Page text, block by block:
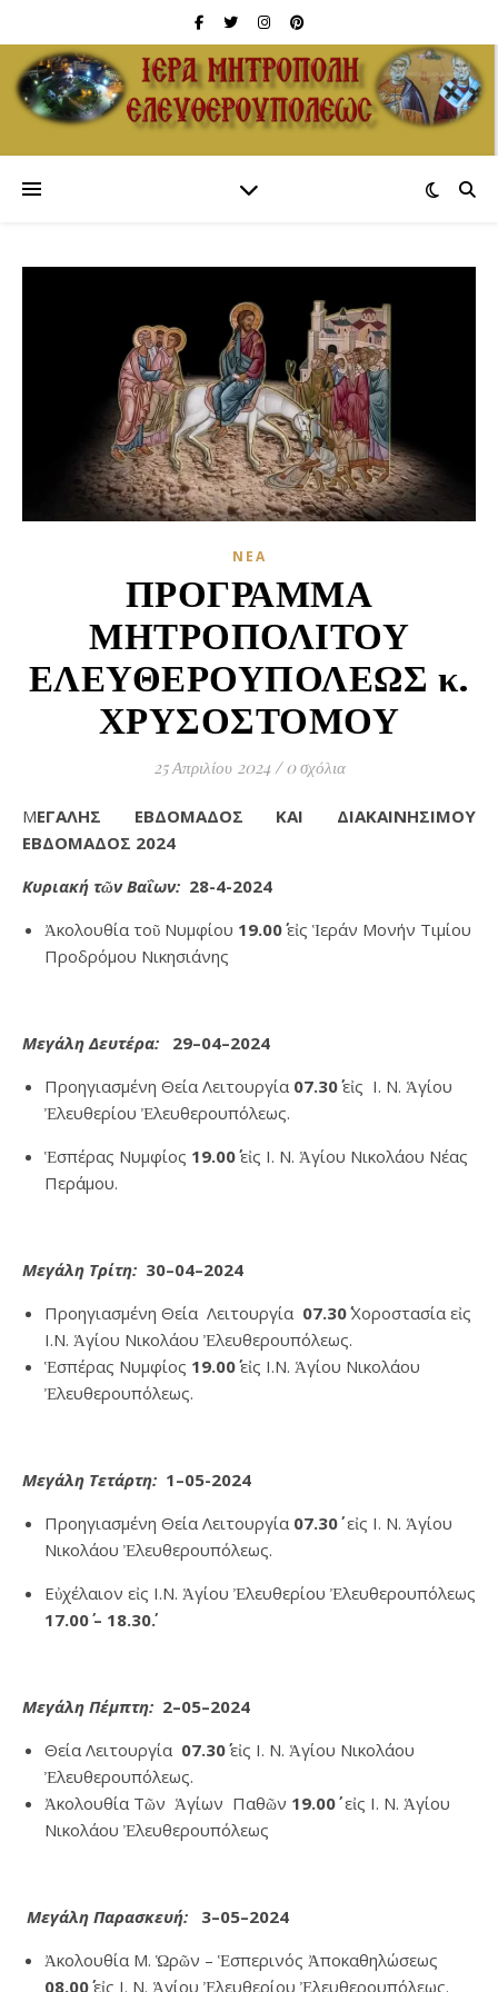
ΝΈΑ
ΠΡΟΓΡΑΜΜΑ
ΜΗΤΡΟΠΟΛΙΤΟΥ
ΕΛΕΥΘΕΡΟΥΠΟΛΕΩΣ κ.
ΧΡΥΣΟΣΤΟΜΟΥ
25 Απριλίου 2024 / 0 σχόλια
ΜΕΓΑΛΗΣ ΕΒΔΟΜΑΔΟΣ ΚΑΙ ΔΙΑΚΑΙΝΗΣΙΜΟΥ
ΕΒΔΟΜΑΔΟΣ 2024
Κυριακή τῶν Βαΐων: 28-4-2024
Ἀκολουθία τοῦ Νυμφίου 19.00΄εἰς Ἱεράν Μονήν Τιμίου
Προδρόμου Νικησιάνης
Μεγάλη Δευτέρα: 29–04–2024
Προηγιασμένη Θεία Λειτουργία 07.30΄εἰς Ι. Ν. Ἁγίου
Ἐλευθερίου Ἐλευθερουπόλεως.
Ἑσπέρας Νυμφίος 19.00΄εἰς Ι. Ν. Ἁγίου Νικολάου Νέας
Περάμου.
Mεγάλη Τρίτη: 30–04–2024
Προηγιασμένη Θεία Λειτουργία 07.30΄Χοροστασία εἰς
Ι.Ν. Ἁγίου Νικολάου Ἐλευθερουπόλεως.
Ἑσπέρας Νυμφίος 19.00΄εἰς Ι.Ν. Ἁγίου Νικολάου
Ἐλευθερουπόλεως.
Μεγάλη Τετάρτη: 1–05-2024
Προηγιασμένη Θεία Λειτουργία 07.30΄εἰς Ι. Ν. Ἁγίου
Νικολάου Ἐλευθερουπόλεως.
Εὐχέλαιον εἰς Ι.Ν. Ἁγίου Ἐλευθερίου Ἐλευθερουπόλεως
17.00΄ – 18.30΄.
Μεγάλη Πέμπτη: 2–05–2024
Θεία Λειτουργία 07.30΄εἰς Ι. Ν. Ἁγίου Νικολάου
Ἐλευθερουπόλεως.
Ἀκολουθία Τῶν Ἁγίων Παθῶν 19.00΄εἰς Ι. Ν. Ἁγίου
Νικολάου Ἐλευθερουπόλεως
Μεγάλη Παρασκευή: 3–05–2024
Ἀκολουθία Μ. Ὡρῶν – Ἑσπερινός Ἀποκαθηλώσεως
08.00΄εἰς Ι. Ν. Ἁγίου Ἐλευθερίου Ἐλευθερουπόλεως.